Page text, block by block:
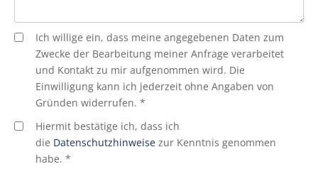
Ich willige ein, dass meine angegebenen Daten zum
Zwecke der Bearbeitung meiner Anfrage verarbeitet
und Kontakt zu mir aufgenommen wird. Die
Einwilligung kann ich jederzeit ohne Angaben von
Gründen widerrufen. *
Hiermit bestätige ich, dass ich
die Datenschutzhinweise zur Kenntnis genommen
habe. *